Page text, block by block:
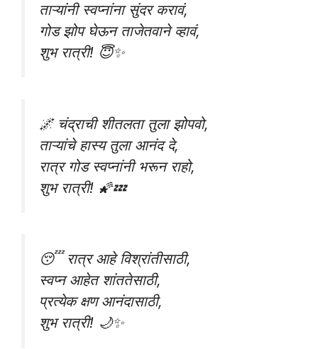
ताऱ्यांनी स्वप्नांना सुंदर करावं,
गोड झोप घेऊन ताजेतवाने व्हावं,
शुभ रात्री! 😇✨
🌌 चंद्राची शीतलता तुला झोपवो,
ताऱ्यांचे हास्य तुला आनंद दे,
रात्र गोड स्वप्नांनी भरून राहो,
शुभ रात्री! 🌠💤
😴 रात्र आहे विश्रांतीसाठी,
स्वप्न आहेत शांततेसाठी,
प्रत्येक क्षण आनंदासाठी,
शुभ रात्री! 🌙✨